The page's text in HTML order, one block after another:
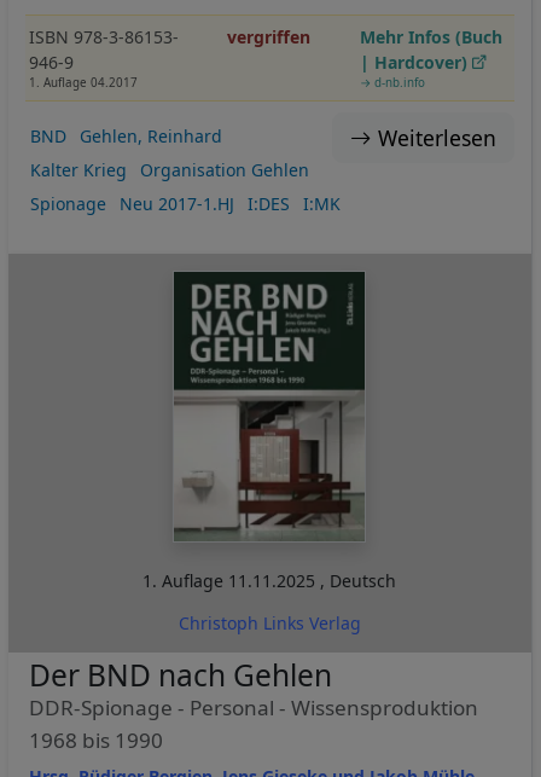
ISBN 978-3-86153-
946-9
1. Auflage 04.2017
vergriffen
Mehr Infos (Buch
| Hardcover)
→ d-nb.info
Weiterlesen
BND
Gehlen, Reinhard
Kalter Krieg
Organisation Gehlen
Spionage
Neu 2017-1.HJ I:DES I:MK
1. Auflage 11.11.2025 , Deutsch
Christoph Links Verlag
Der BND nach Gehlen
DDR-Spionage - Personal - Wissensproduktion
1968 bis 1990